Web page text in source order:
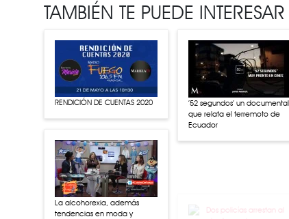
TAMBIÉN TE PUEDE INTERESAR
RENDICIÓN DE CUENTAS 2020
La alcohorexia, además
tendencias en moda y
’52 segundos’ un documental
que relata el terremoto de
Ecuador
después